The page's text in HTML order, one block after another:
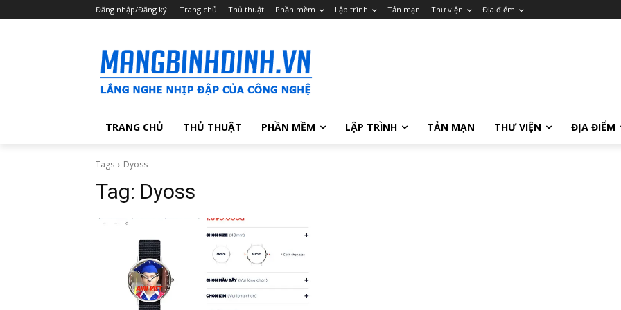
Đăng nhập/Đăng ký Trang chủ Thủ thuật Phần mềm Lập trình Tản mạn Thư viện Địa điểm
TRANG CHỦ THỦ THUẬT PHẦN MỀM LẬP TRÌNH TẢN MẠN THƯ VIỆN ĐỊA ĐIỂM
Tags Dyoss
Tag: Dyoss